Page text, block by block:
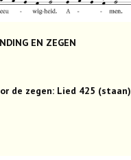
EN ZEGEN
de zegen: Lied 425 (staan)